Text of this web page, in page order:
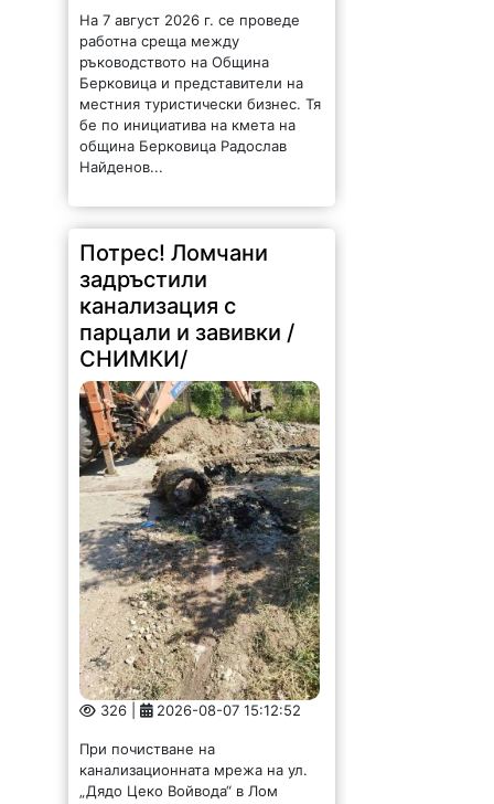
На 7 август 2026 г. се проведе
работна среща между
ръководството на Община
Берковица и представители на
местния туристически бизнес. Тя
бе по инициатива на кмета на
община Берковица Радослав
Найденов...
Потрес! Ломчани
задръстили
канализация с
парцали и завивки /
СНИМКИ/
326 | 2026-08-07 15:12:52
При почистване на
канализационната мрежа на ул.
„Дядо Цеко Войвода“ в Лом